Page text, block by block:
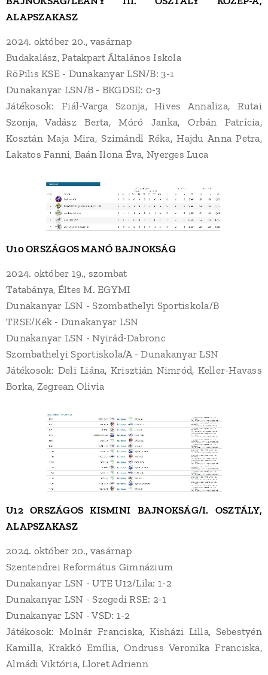
ALAPSZAKASZ
2024. október 20., vasárnap
Budakalász, Patakpart Általános Iskola
RöPilis KSE - Dunakanyar LSN/B: 3-1
Dunakanyar LSN/B - BKGDSE: 0-3
Játékosok: Fiál-Varga Szonja, Hives Annaliza, Rutai
Szonja, Vadász Berta, Móró Janka, Orbán Patrícia,
Kosztán Maja Mira, Szimándl Réka, Hajdu Anna Petra,
Lakatos Fanni, Baán Ilona Éva, Nyerges Luca
U10 ORSZÁGOS MANÓ BAJNOKSÁG
2024. október 19., szombat
Tatabánya, Éltes M. EGYMI
Dunakanyar LSN - Szombathelyi Sportiskola/B
TRSE/Kék - Dunakanyar LSN
Dunakanyar LSN - Nyirád-Dabronc
Szombathelyi Sportiskola/A - Dunakanyar LSN
Játékosok: Deli Liána, Krisztián Nimród, Keller-Havass
Borka, Zegrean Olivia
U12 ORSZÁGOS KISMINI BAJNOKSÁG/I. OSZTÁLY,
ALAPSZAKASZ
2024. október 20., vasárnap
Szentendrei Református Gimnázium
Dunakanyar LSN - UTE U12/Lila: 1-2
Dunakanyar LSN - Szegedi RSE: 2-1
Dunakanyar LSN - VSD: 1-2
Játékosok: Molnár Franciska, Kisházi Lilla, Sebestyén
Kamilla, Krakkó Emília, Ondruss Veronika Franciska,
Almádi Viktória, Lloret Adrienn